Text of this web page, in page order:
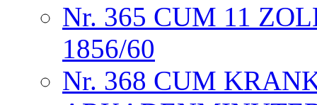
Nr. 365 CUM 11
1856/60
Nr. 368 CUM